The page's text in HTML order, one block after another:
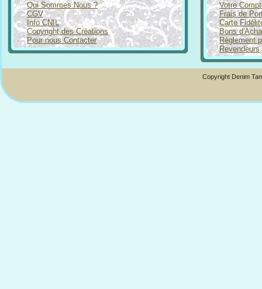
Qui Sommes Nous ?
CGV
Info CNIL
Copyright des Créations
Pour nous Contacter
Votre
Frais de
Carte
Bons
Règlement
Revendeurs
Copyright Denim